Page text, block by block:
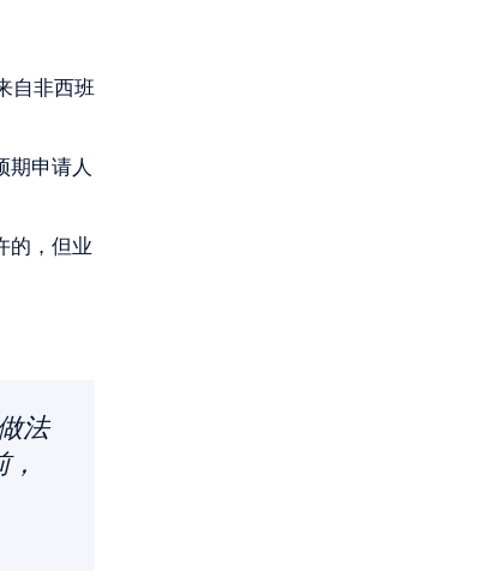
自非西班
期申请人
的，但业
法